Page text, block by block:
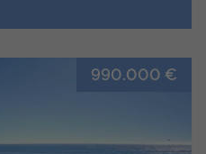
990.000 €